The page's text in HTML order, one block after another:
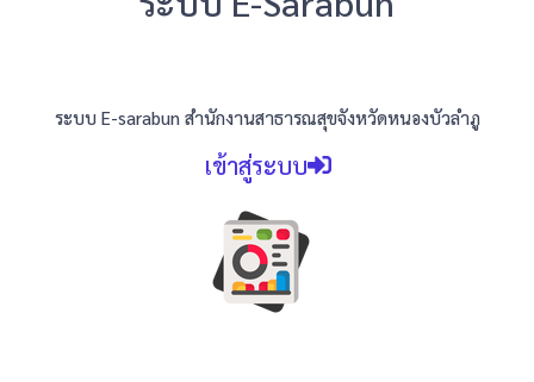
ระบบ E-sarabun สำนักงานสาธารณสุขจังหวัดหนองบัวลำภู
เข้าสู่ระบบ